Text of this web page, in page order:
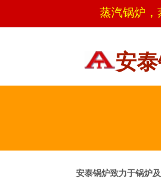
蒸汽锅炉，
安
安泰锅炉致力于锅炉